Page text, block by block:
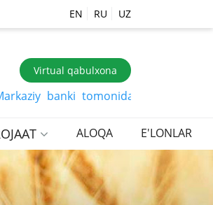
EN RU UZ
Virtual qabulxona
banki tomonidan belgilangan
ALOQA E'LONLAR